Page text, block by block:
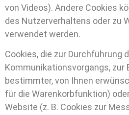
von Videos). Andere Cookies
des Nutzerverhaltens oder zu
verwendet werden.
Cookies, die zur Durchführung
Kommunikationsvorgangs, zur
bestimmter, von Ihnen
für die Warenkorbfunktion)
Website (z. B. Cookies zur